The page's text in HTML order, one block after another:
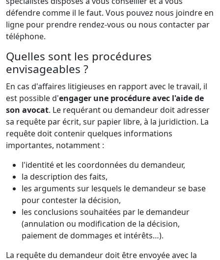
défendre comme il le faut. Vous pouvez nous joindre en
ligne pour prendre rendez-vous ou nous contacter par
téléphone.
Quelles sont les procédures
envisageables ?
En cas d'affaires litigieuses en rapport avec le travail, il
est possible d'engager une procédure avec l'aide de
son avocat. Le requérant ou demandeur doit adresser
sa requête par écrit, sur papier libre, à la juridiction. La
requête doit contenir quelques informations
importantes, notamment :
l'identité et les coordonnées du demandeur,
la description des faits,
les arguments sur lesquels le demandeur se base
pour contester la décision,
les conclusions souhaitées par le demandeur
(annulation ou modification de la décision,
paiement de dommages et intérêts…).
La requête du demandeur doit être envoyée avec la